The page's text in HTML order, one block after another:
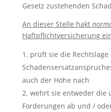
Gesetz zustehenden
An dieser Stelle hakt
Haftpflichtversicherung
prüft sie die
auch der Höhe nach
wehrt sie entweder die
Forderungen ab und /